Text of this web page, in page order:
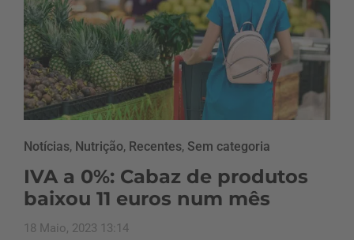
Notícias, Nutrição, Recentes, Sem categoria
IVA a 0%: Cabaz de produtos
baixou 11 euros num mês
18 Maio, 2023 13:14